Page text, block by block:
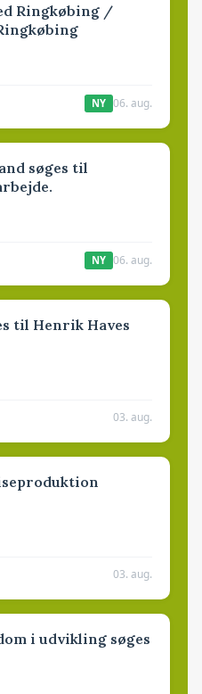
Ringkøbing /
NY 06. aug.
søges til
NY 06. aug.
til Henrik Haves
03. aug.
03. aug.
i udvikling søges